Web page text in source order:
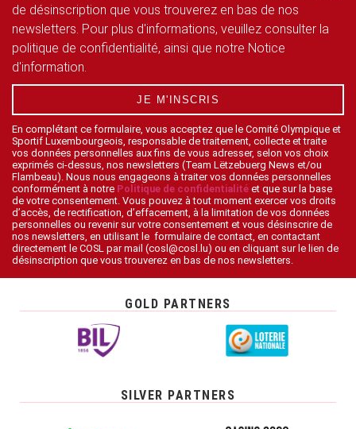
de désinscription que vous trouverez en bas de nos
newsletters. Pour plus d'informations, veuillez consulter la
politique de confidentialité, ainsi que notre Notice
d'information.
JE M'INSCRIS
En complétant ce formulaire, vous acceptez que le Comité Olympique et
Sportif Luxembourgeois, responsable de traitement, collecte et traite
vos données personnelles aux fins de vous adresser, selon vos choix
exprimés ci-dessus, nos newsletters (Team Lëtzebuerg News et/ou
Flambeau). Nous nous engageons à traiter vos données personnelles
conformément à notre Politique de confidentialité et que sur la base
de votre consentement. Vous pouvez à tout moment exercer vos droits
d’accès, de rectification, d’effacement, à la limitation de vos données
personnelles ou revenir sur votre consentement et vous désinscrire de
nos newsletters, en utilisant le formulaire de contact, en contactant
directement le COSL par mail (cosl@cosl.lu) ou en cliquant sur le lien de
désinscription que vous trouverez en bas de nos newsletters.
GOLD PARTNERS
SILVER PARTNERS